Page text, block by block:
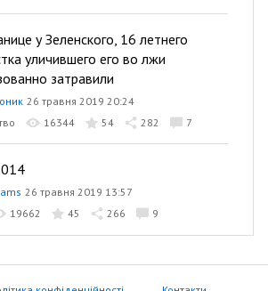
у Зеленского, 16 летнего
уличившего его во лжи
затравили
26 травня 2019 20:24
16344 54 282 7
26 травня 2019 13:57
19662 45 266 9